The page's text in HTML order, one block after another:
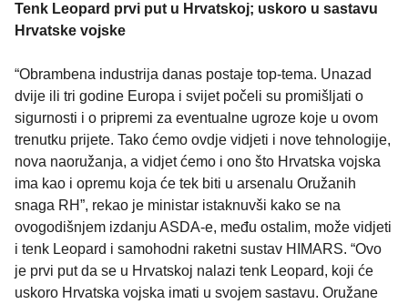
Tenk Leopard prvi put u Hrvatskoj; uskoro u sastavu
Hrvatske vojske
“Obrambena industrija danas postaje top-tema. Unazad
dvije ili tri godine Europa i svijet počeli su promišljati o
sigurnosti i o pripremi za eventualne ugroze koje u ovom
trenutku prijete. Tako ćemo ovdje vidjeti i nove tehnologije,
nova naoružanja, a vidjet ćemo i ono što Hrvatska vojska
ima kao i opremu koja će tek biti u arsenalu Oružanih
snaga RH”, rekao je ministar istaknuvši kako se na
ovogodišnjem izdanju ASDA-e, među ostalim, može vidjeti
i tenk Leopard i samohodni raketni sustav HIMARS. “Ovo
je prvi put da se u Hrvatskoj nalazi tenk Leopard, koji će
uskoro Hrvatska vojska imati u svojem sastavu. Oružane